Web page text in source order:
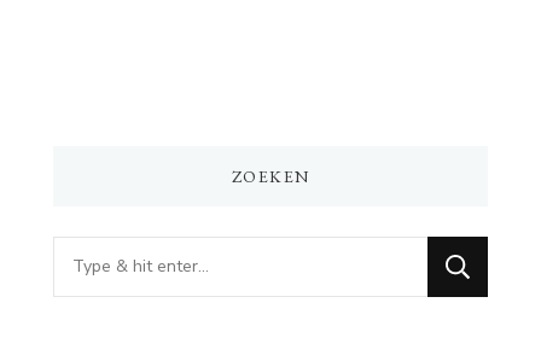
ZOEKEN
Op
zoek